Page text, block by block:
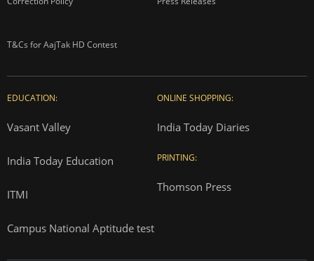
T&Cs for AajTak HD Contest
EDUCATION:
Vasant Valley
India Today Education
ITMI
Campus National Aptitude test
ONLINE SHOPPING:
India Today Diaries
PRINTING:
Thomson Press